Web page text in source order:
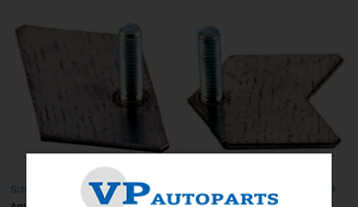
Schraubenclips 1800 -9999 re Schraubenclips 1800 10000-20999